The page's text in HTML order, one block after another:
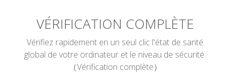
VÉRIFICATION COMPLÈTE
Vérifiez rapidement en un seul clic l'état de santé
global de votre ordinateur et le niveau de sécurité.
（Vérification complète）